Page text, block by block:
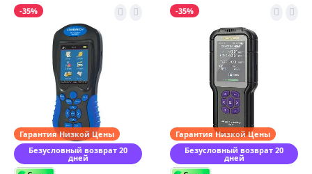
-35%
Гарантия Низкой Цены
Безусловный возврат 20
дней
-35%
Гарантия Низкой Цены
Безусловный возврат 20
дней